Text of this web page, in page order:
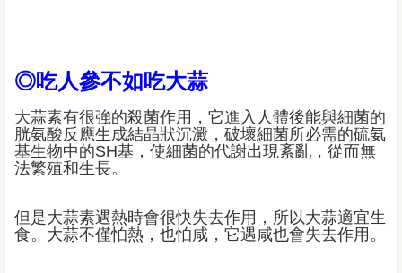
◎吃人參不如吃大蒜
大蒜素有很強的殺菌作用，它進入人體後能與細菌的
胱氨酸反應生成結晶狀沉澱，破壞細菌所必需的硫氨
基生物中的SH基，使細菌的代謝出現紊亂，從而無
法繁殖和生長。
但是大蒜素遇熱時會很快失去作用，所以大蒜適宜生
食。大蒜不僅怕熱，也怕咸，它遇咸也會失去作用。